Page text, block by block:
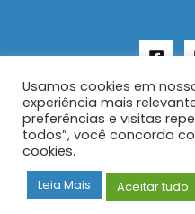
Copyright ©
Usamos cookies em
experiência mais
preferências e visitas
todos”, você concorda
cookies.
Leia Mais Aceitar tudo